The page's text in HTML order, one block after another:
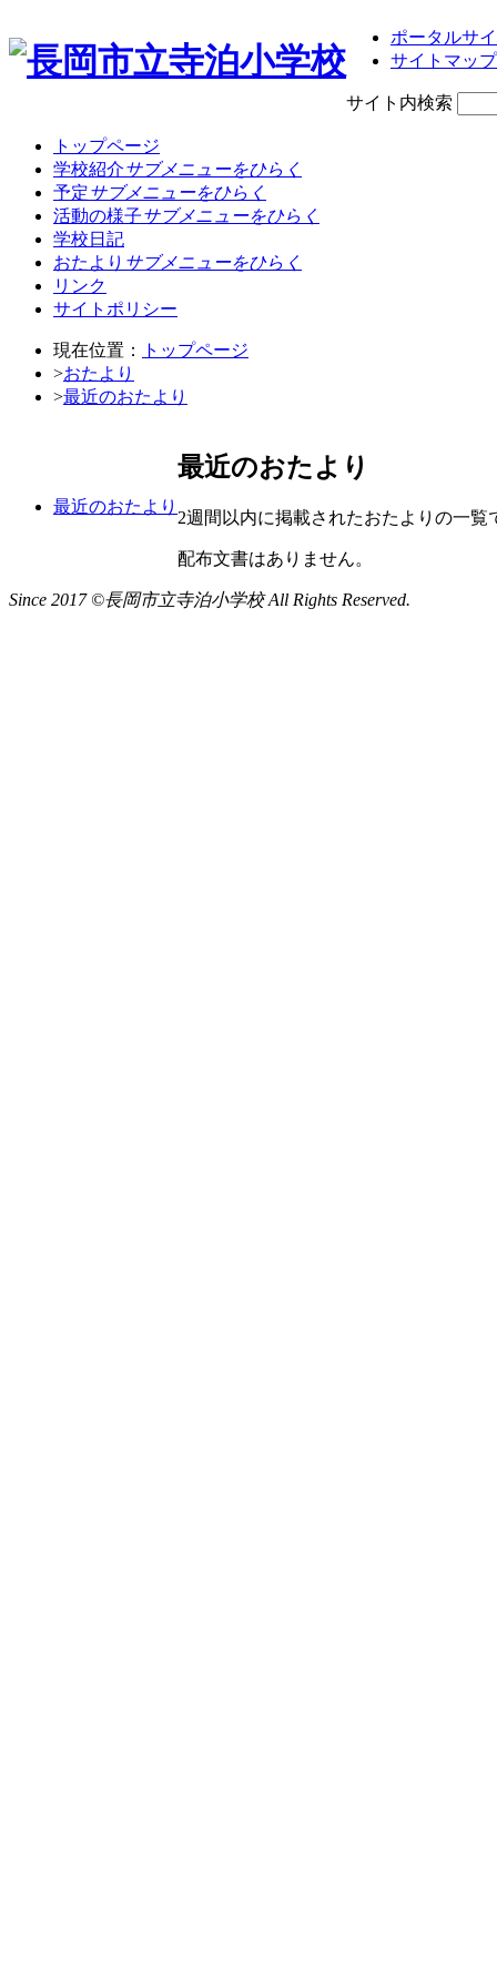
ポータルサ
サイトマップ
サイト内検索
トップページ
学校紹介サブメニューをひらく
予定サブメニューをひらく
活動の様子サブメニューをひらく
学校日記
おたより サブメニューをひらく
リンク
サイトポリシー
現在位置：
トップページ
>おたより
>最近のおたより
最近のおたより
最近のおたより
2週間以内に掲載されたおたよりの一覧
配布文書はありません。
Since 2017 ©長岡市立寺泊小学校 All Rights Reserved.